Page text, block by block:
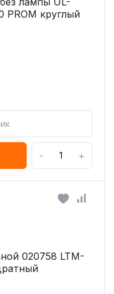
PROM круглый
- +
020758 LTM-